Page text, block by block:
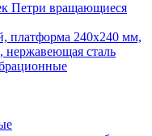
Петри вращающиеся
платформа 240х240 мм,
нержавеющая сталь